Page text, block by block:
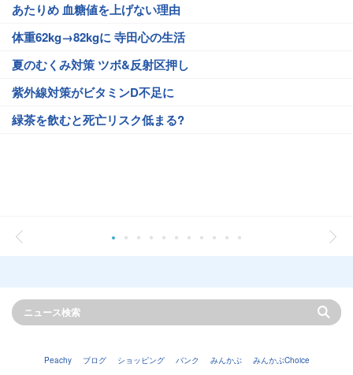
あたりめ 血糖値を上げない理由
体重62kg→82kgに 寺田心の生活
夏のむくみ対策 ツボ&反射区押し
紫外線対策がビタミンD不足に
緑茶を飲むと死亡リスク低まる?
Peachy ブログ ショッピング バンク みんかぶ
みんかぶChoice